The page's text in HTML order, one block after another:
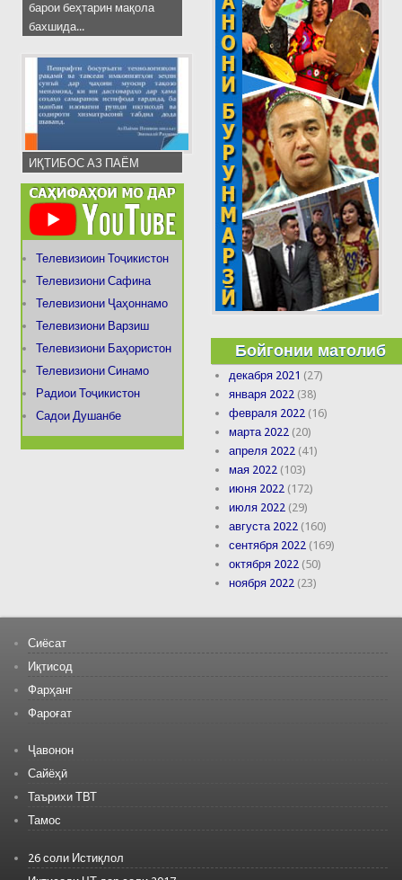
барои беҳтарин мақола
бахшида...
ИҚТИБОС АЗ ПАЁМ
Телевизиоин Тоҷикистон
Телевизиони Сафина
Телевизиони Ҷаҳоннамо
Телевизиони Варзиш
Телевизиони Баҳористон
Телевизиони Синамо
Радиои Тоҷикистон
Садои Душанбе
Бойгонии матолиб
декабря 2021 (27)
января 2022 (38)
февраля 2022 (16)
марта 2022 (20)
апреля 2022 (41)
мая 2022 (103)
июня 2022 (172)
июля 2022 (29)
августа 2022 (160)
сентября 2022 (169)
октября 2022 (50)
ноября 2022 (23)
Сиёсат
Иқтисод
Фарҳанг
Фароғат
Ҷавонон
Сайёҳӣ
Таърихи ТВТ
Тамос
26 соли Истиқлол